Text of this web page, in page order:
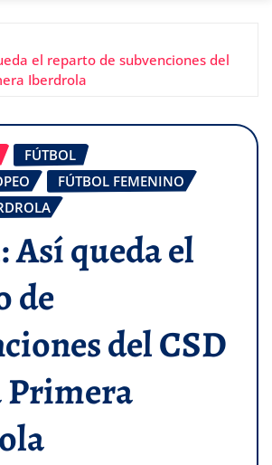
el reparto de subvenciones del
Iberdrola
FÚTBOL
FÚTBOL FEMENINO
queda el
de
del CSD
Primera